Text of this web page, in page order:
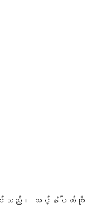
ားနိုင်သည်။ သင့်နံပါတ်ကို